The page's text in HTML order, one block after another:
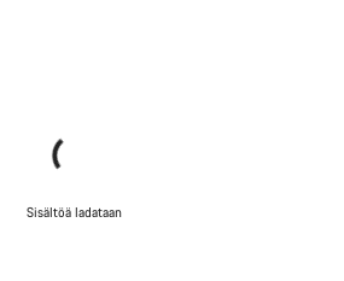
Sisältöä ladataan